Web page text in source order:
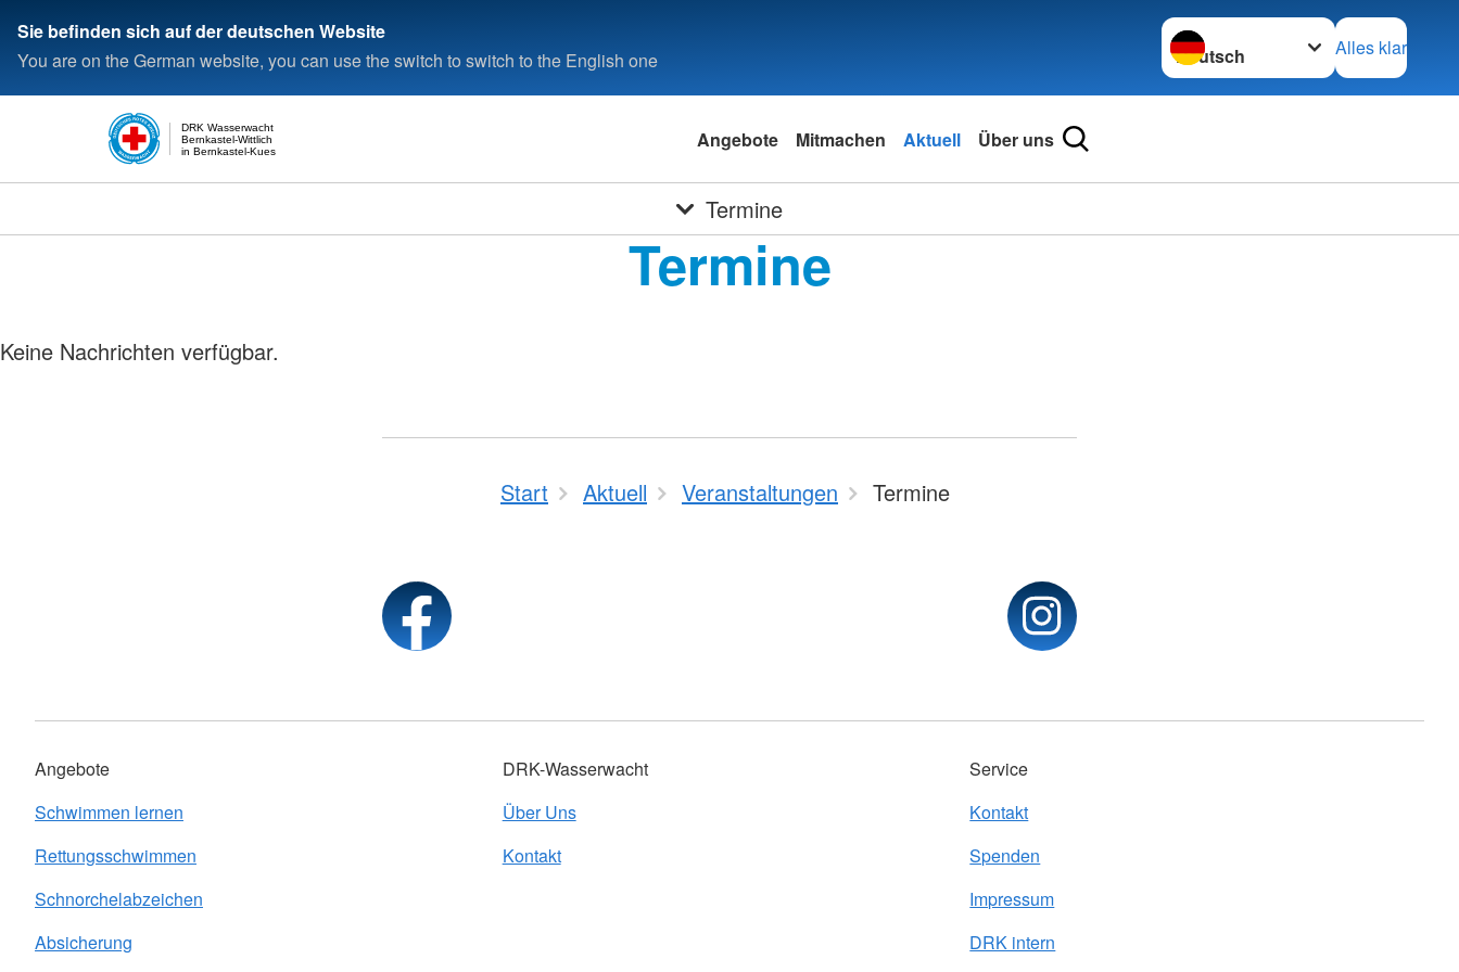
Sie befinden sich auf der deutschen Website
You are on the German website, you can use the switch to switch to the English one
Sprache wechseln zu
Alles klar
in Bernkastel-Kues
Bernkastel-Wittlich
DRK Wasserwacht Angebote Mitmachen Aktuell Über uns
Termine
Termine
Keine Nachrichten verfügbar.
Start Aktuell Veranstaltungen Termine
Angebote
Schwimmen lernen
Rettungsschwimmen
Schnorchelabzeichen
Absicherung
DRK-Wasserwacht
Über Uns
Kontakt
Service
Kontakt
Spenden
Impressum
DRK intern